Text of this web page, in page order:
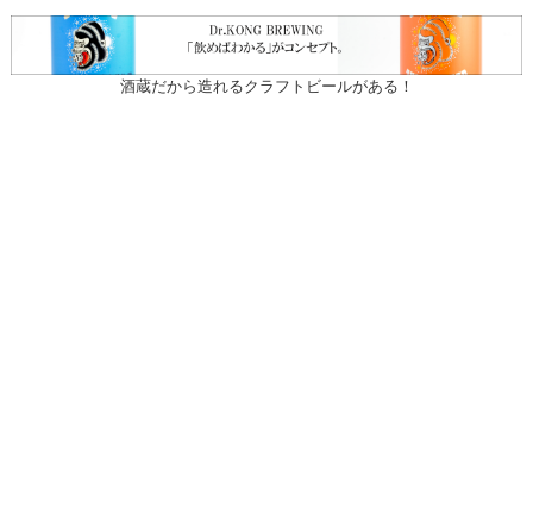
酒蔵だから造れるクラフトビールがある！